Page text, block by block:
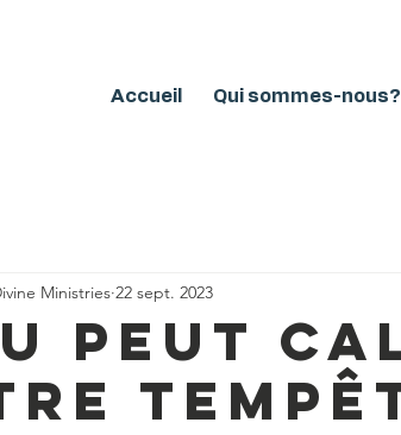
Accueil Qui sommes-nous?
peut
Ministries 22 sept. 2023